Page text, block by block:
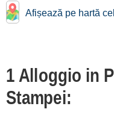
Afișează pe hartă
1 Alloggio in
Stampei:
Dorna Candrenilor
[8 offers a 17.3 km]
Zona Șaru Dornei